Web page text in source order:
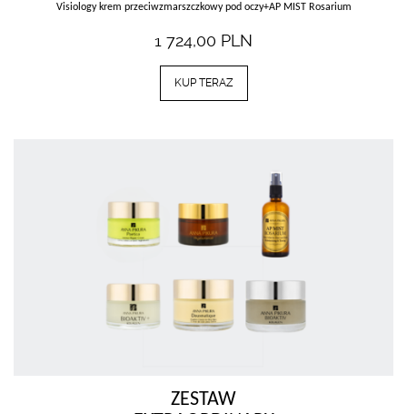
Visiology krem przeciwzmarszczkowy pod oczy+AP MIST Rosarium
1 724,00 PLN
KUP TERAZ
ZESTAW